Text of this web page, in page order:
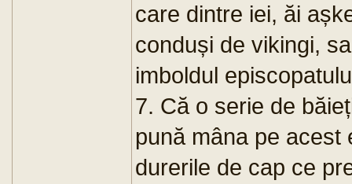
care dintre iei, ăi
conduși de vikingi,
imboldul
7. Că o serie de
pună mâna pe
durerile de cap ce